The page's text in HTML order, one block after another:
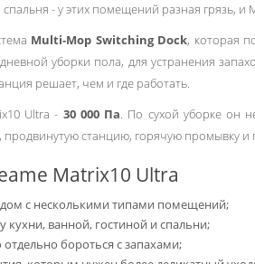
спальня - у этих помещений разная грязь,
Multi-Mop Switching Dock, которая
уборки пола, для устранения
решает, чем и где работать.
Ultra - 30 000 Па. По сухой уборке он
станцию, горячую промывку
Matrix10 Ultra
с несколькими типами помещений;
кухни, ванной, гостиной и спальни;
бороться с запахами;